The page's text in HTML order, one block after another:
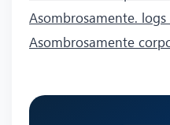
Asombrosamente. logs
Asombrosamente